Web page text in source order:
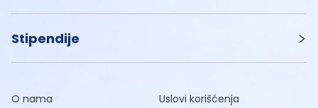
Stipendije
O nama Uslovi korišćenja